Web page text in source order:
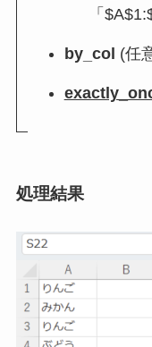
「
by_col (任
処理結果